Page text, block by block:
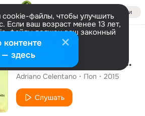
Войти
файлы, чтобы улучшить
Если ваш возраст менее 13 лет,
файлы должен ваш законный
Больше информации
Настроить
Альбом
Piccola, Ritorna lo Shimmy, Personality, Il mondo gira
Adriano Celentano Поп 2015
Слушать
здесь